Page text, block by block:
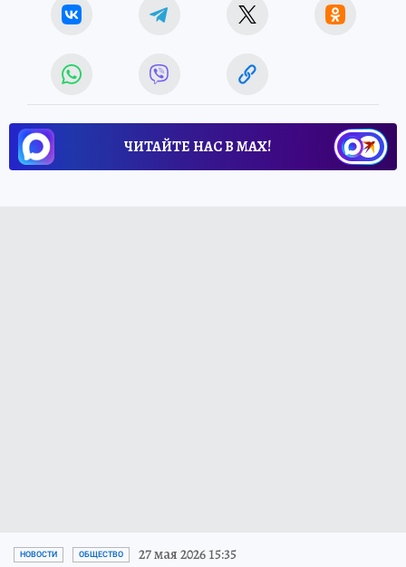
ЧИТАЙТЕ НАС В МАХ!
НОВОСТИ ОБЩЕСТВО 27 мая 2026 15:35